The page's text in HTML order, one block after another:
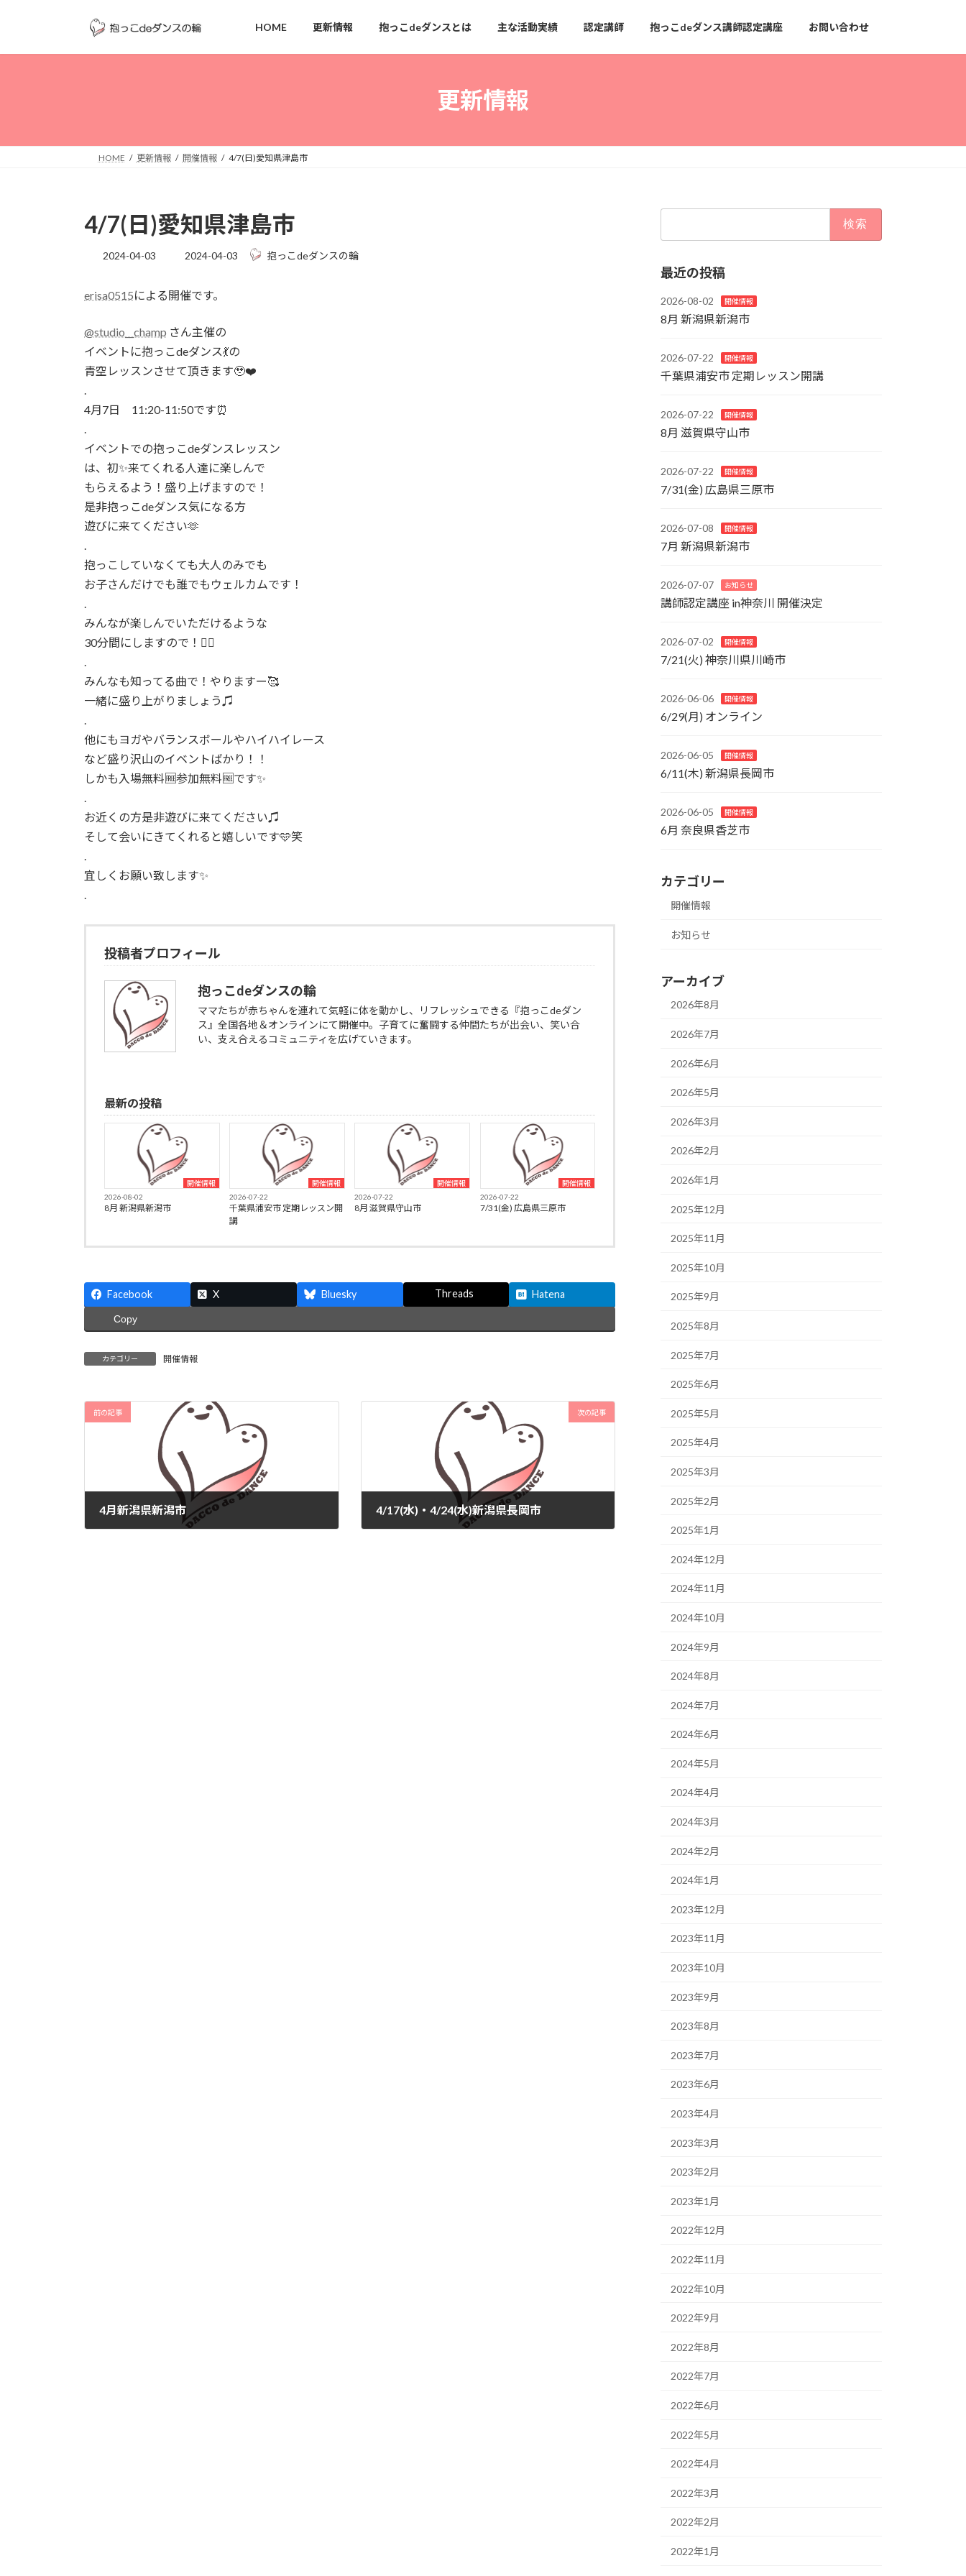
ッ
移
HOME 更新情報 抱っこdeダンスとは 主な活動実績 認定講師 抱っこdeダンス講師認定講座 お問い合わせ
更新情報
HOME 更新情報 開催情報 4/7(日)愛知県津島市
4/7(日)愛知県津島市
2024-04-03
最
新
時
:
2024-04-03 抱っこdeダンスの輪
erisa0515による開催です。
@studio__champ さん主催の
イベントに抱っこdeダンス💃の
青空レッスンさせて頂きます🥹❤️
.
4月7日 11:20-11:50です⏰
.
イベントでの抱っこdeダンスレッスン
は、初✨来てくれる人達に楽しんで
もらえるよう！盛り上げますので！
是非抱っこdeダンス気になる方
遊びに来てください🫶
.
抱っこしていなくても大人のみでも
お子さんだけでも誰でもウェルカムです！
.
みんなが楽しんでいただけるような
30分間にしますので！💁‍♀️
.
みんなも知ってる曲で！やりますー🥰
一緒に盛り上がりましょう♫
.
他にもヨガやバランスボールやハイハイレース
など盛り沢山のイベントばかり！！
しかも入場無料🆓参加無料🆓です✨
.
お近くの方是非遊びに来てください♫
そして会いにきてくれると嬉しいです🩵笑
.
宜しくお願い致します✨
.
投稿者プロフィール
抱っこdeダンスの輪
ママたちが赤ちゃんを連れて気軽に体を動かし、リフレッシュできる『抱っこdeダン
ス』全国各地＆オンラインにて開催中。子育てに奮闘する仲間たちが出会い、笑い合
い、支え合えるコミュニティを広げていきます。
最新の投稿
開催情報
2026-08-02
8月 新潟県新潟市
開催情報
2026-07-22
千葉県浦安市 定期レッスン開
講
開催情報
2026-07-22
8月 滋賀県守山市
開催情報
2026-07-22
7/31(金) 広島県三原市
Facebook X Bluesky Threads Hatena
Copy
カテゴリー 開催情報
前の記事
4月新潟県新潟市
次の記事
4/17(水)・4/24(水)新潟県長岡市
最近の投稿
2026-08-02 開催情報
8月 新潟県新潟市
2026-07-22 開催情報
千葉県浦安市 定期レッスン開講
2026-07-22 開催情報
8月 滋賀県守山市
2026-07-22 開催情報
7/31(金) 広島県三原市
2026-07-08 開催情報
7月 新潟県新潟市
2026-07-07 お知らせ
講師認定講座 in神奈川 開催決定
2026-07-02 開催情報
7/21(火) 神奈川県川崎市
2026-06-06 開催情報
6/29(月) オンライン
2026-06-05 開催情報
6/11(木) 新潟県長岡市
2026-06-05 開催情報
6月 奈良県香芝市
カテゴリー
開催情報
お知らせ
アーカイブ
2026年8月
2026年7月
2026年6月
2026年5月
2026年3月
2026年2月
2026年1月
2025年12月
2025年11月
2025年10月
2025年9月
2025年8月
2025年7月
2025年6月
2025年5月
2025年4月
2025年3月
2025年2月
2025年1月
2024年12月
2024年11月
2024年10月
2024年9月
2024年8月
2024年7月
2024年6月
2024年5月
2024年4月
2024年3月
2024年2月
2024年1月
2023年12月
2023年11月
2023年10月
2023年9月
2023年8月
2023年7月
2023年6月
2023年4月
2023年3月
2023年2月
2023年1月
2022年12月
2022年11月
2022年10月
2022年9月
2022年8月
2022年7月
2022年6月
2022年5月
2022年4月
2022年3月
2022年2月
2022年1月